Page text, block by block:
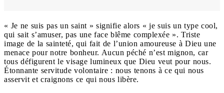
« Je ne suis pas un saint » signifie alors « je suis un type cool,
qui sait s’amuser, pas une face blême complexée ». Triste
image de la sainteté, qui fait de l’union amoureuse à Dieu une
menace pour notre bonheur. Aucun péché n’est mignon, car
tous défigurent le visage lumineux que Dieu veut pour nous.
Étonnante servitude volontaire : nous tenons à ce qui nous
asservit et craignons ce qui nous libère.